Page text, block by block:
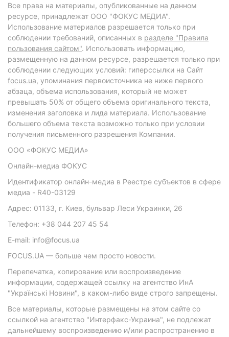
Все права на материалы, опубликованные на данном
ресурсе, принадлежат ООО "ФОКУС МЕДИА".
Использование материалов разрешается только при
соблюдении требований, описанных в разделе "Правила
пользования сайтом". Использовать информацию,
размещенную на данном ресурсе, разрешается только при
соблюдении следующих условий: гиперссылки на Сайт
focus.ua, упоминания первоисточника не ниже первого
абзаца, объема использования, который не может
превышать 50% от общего объема оригинального текста,
изменения заголовка и лида материала. Использование
большего объема текста возможно только при условии
получения письменного разрешения Компании.
ООО «ФОКУС МЕДИА»
Онлайн-медиа ФОКУС
Идентификатор онлайн-медиа в Реестре субъектов в сфере
медиа - R40-03129
Адрес: 01133, г. Киев, бульвар Леси Украинки, 26
Телефон: +38 044 207 45 54
E-mail: info@focus.ua
FOCUS.UA — больше чем просто новости.
Перепечатка, копирование или воспроизведение
информации, содержащей ссылку на агентство ИнА
"Українські Новини", в каком-либо виде строго запрещены.
Все материалы, которые размещены на этом сайте со
ссылкой на агентство "Интерфакс-Украина", не подлежат
дальнейшему воспроизведению и/или распространению в